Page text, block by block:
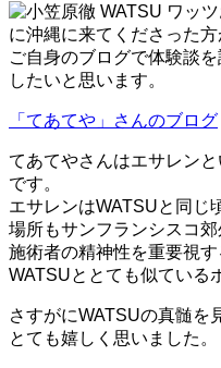
に沖縄に来てくださった方
ご自身のブログで体験談
したいと思います。
「てあてや」さんのブログ
てあてやさんはエサレン
です。
エサレンはWATSUと同じ
場所もサンフランシスコ郊
施術者の精神性を重要視す
WATSUととても似ている
さすがにWATSUの真髄を
とても嬉しく思いました。